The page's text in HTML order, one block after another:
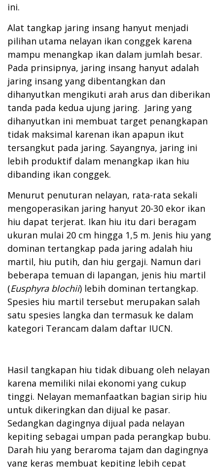
ini.
Alat tangkap jaring insang hanyut menjadi
pilihan utama nelayan ikan conggek karena
mampu menangkap ikan dalam jumlah besar.
Pada prinsipnya, jaring insang hanyut adalah
jaring insang yang dibentangkan dan
dihanyutkan mengikuti arah arus dan diberikan
tanda pada kedua ujung jaring. Jaring yang
dihanyutkan ini membuat target penangkapan
tidak maksimal karenan ikan apapun ikut
tersangkut pada jaring. Sayangnya, jaring ini
lebih produktif dalam menangkap ikan hiu
dibanding ikan conggek.
Menurut penuturan nelayan, rata-rata sekali
mengoperasikan jaring hanyut 20-30 ekor ikan
hiu dapat terjerat. Ikan hiu itu dari beragam
ukuran mulai 20 cm hingga 1,5 m. Jenis hiu yang
dominan tertangkap pada jaring adalah hiu
martil, hiu putih, dan hiu gergaji. Namun dari
beberapa temuan di lapangan, jenis hiu martil
(Eusphyra blochii) lebih dominan tertangkap.
Spesies hiu martil tersebut merupakan salah
satu spesies langka dan termasuk ke dalam
kategori Terancam dalam daftar IUCN.
Hasil tangkapan hiu tidak dibuang oleh nelayan
karena memiliki nilai ekonomi yang cukup
tinggi. Nelayan memanfaatkan bagian sirip hiu
untuk dikeringkan dan dijual ke pasar.
Sedangkan dagingnya dijual pada nelayan
kepiting sebagai umpan pada perangkap bubu.
Darah hiu yang beraroma tajam dan dagingnya
yang keras membuat kepiting lebih cepat